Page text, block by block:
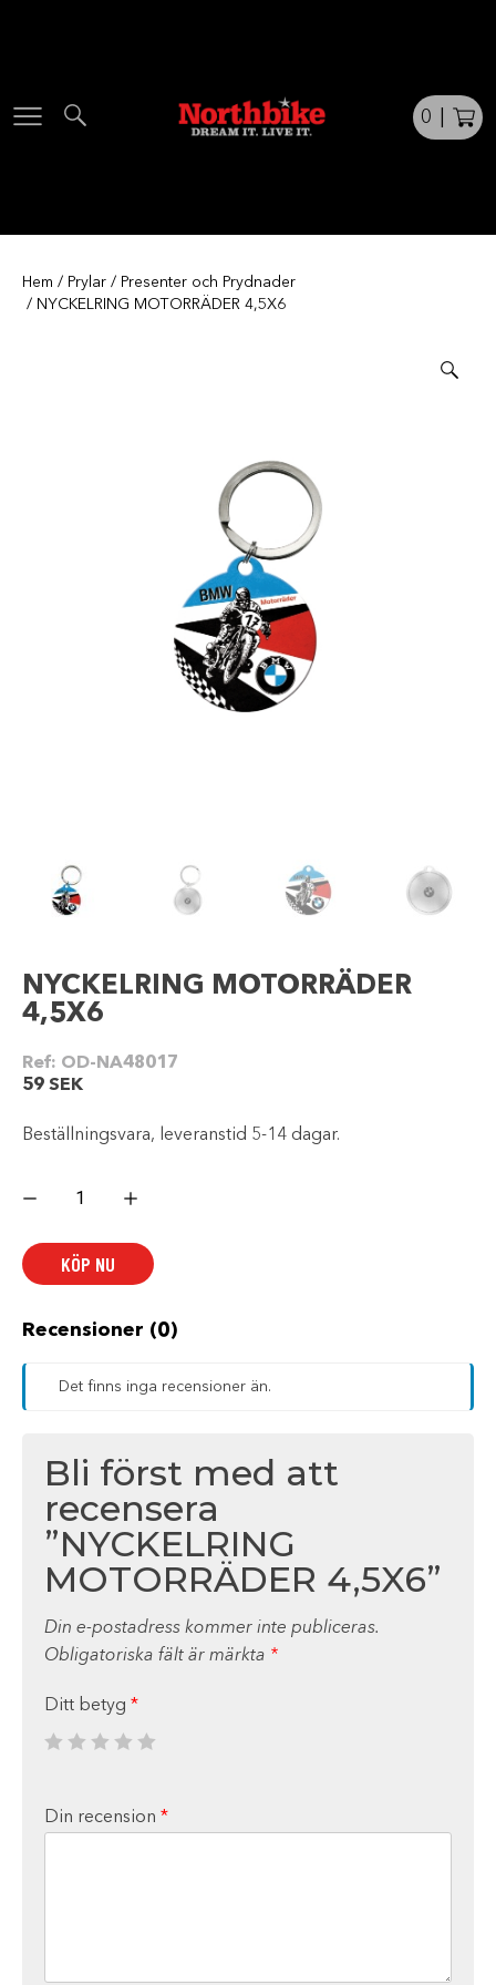
0
Hem / Prylar / Presenter och Prydnader
/ NYCKELRING MOTORRÄDER 4,5X6
NYCKELRING MOTORRÄDER
4,5X6
Ref: OD-NA48017
59 SEK
Beställningsvara, leveranstid 5-14 dagar.
MOTORRÄDER
KÖP NU
Recensioner (0)
Det finns inga recensioner än.
Bli först med att
recensera
”NYCKELRING
MOTORRÄDER 4,5X6”
Din e-postadress kommer inte publiceras.
Obligatoriska fält är märkta *
Ditt betyg *
Din recension *